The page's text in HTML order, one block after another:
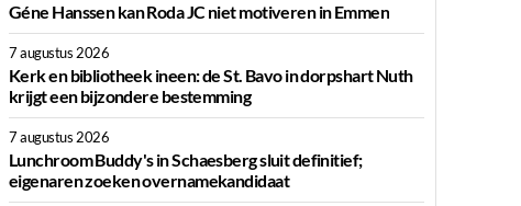
Géne Hanssen kan Roda JC niet motiveren in Emmen
7 augustus 2026
Kerk en bibliotheek ineen: de St. Bavo in dorpshart Nuth
krijgt een bijzondere bestemming
7 augustus 2026
Lunchroom Buddy's in Schaesberg sluit definitief;
eigenaren zoeken overnamekandidaat